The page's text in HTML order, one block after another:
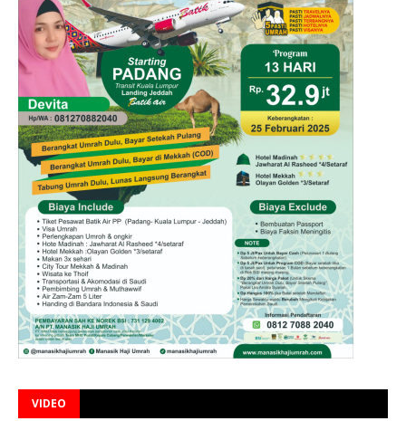
VIDEO